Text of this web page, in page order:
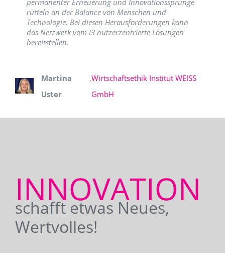
permanenter Erneuerung und Innovationssprünge
rütteln an der Balance von Menschen und
Technologie. Bei diesen Herausforderungen kann
das Netzwerk vom I3 nutzerzentrierte Lösungen
bereitstellen.
Martina
Uster
,Wirtschaftsethik Institut WEISS
GmbH
INNOVATION
schafft etwas Neues,
Wertvolles!